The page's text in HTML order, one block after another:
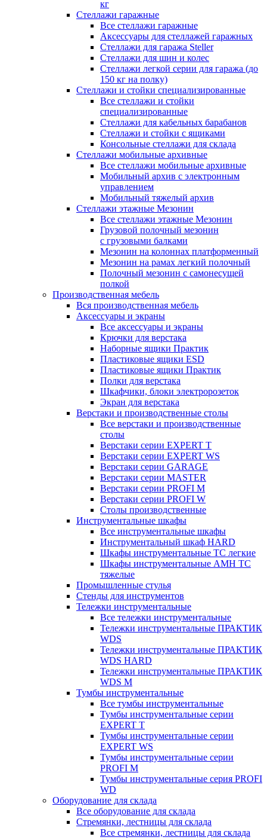
кг
Стеллажи гаражные
Все стеллажи гаражные
Аксессуары для стеллажей гаражных
Стеллажи для гаража Steller
Стеллажи для шин и колес
Стеллажи легкой серии для гаража (до
150 кг на полку)
Стеллажи и стойки специализированные
Все стеллажи и стойки
специализированные
Стеллажи для кабельных барабанов
Стеллажи и стойки с ящиками
Консольные стеллажи для склада
Стеллажи мобильные архивные
Все стеллажи мобильные архивные
Мобильный архив с электронным
управлением
Мобильный тяжелый архив
Стеллажи этажные Мезонин
Все стеллажи этажные Мезонин
Грузовой полочный мезонин
с грузовыми балками
Мезонин на колоннах платформенный
Мезонин на рамах легкий полочный
Полочный мезонин с самонесущей
полкой
Производственная мебель
Вся производственная мебель
Аксессуары и экраны
Все аксессуары и экраны
Крючки для верстака
Наборные ящики Практик
Пластиковые ящики ESD
Пластиковые ящики Практик
Полки для верстака
Шкафчики, блоки электророзеток
Экран для верстака
Верстаки и производственные столы
Все верстаки и производственные
столы
Верстаки серии EXPERT T
Верстаки серии EXPERT WS
Верстаки серии GARAGE
Верстаки серии MASTER
Верстаки серии PROFI M
Верстаки серии PROFI W
Столы производственные
Инструментальные шкафы
Все инструментальные шкафы
Инструментальный шкаф HARD
Шкафы инструментальные ТС легкие
Шкафы инструментальные AMH TC
тяжелые
Промышленные стулья
Стенды для инструментов
Тележки инструментальные
Все тележки инструментальные
Тележки инструментальные ПРАКТИК
WDS
Тележки инструментальные ПРАКТИК
WDS HARD
Тележки инструментальные ПРАКТИК
WDS M
Тумбы инструментальные
Все тумбы инструментальные
Тумбы инструментальные серии
EXPERT T
Тумбы инструментальные серии
EXPERT WS
Тумбы инструментальные серии
PROFI M
Тумбы инструментальные серия PROFI
WD
Оборудование для склада
Все оборудование для склада
Стремянки, лестницы для склада
Все стремянки, лестницы для склада